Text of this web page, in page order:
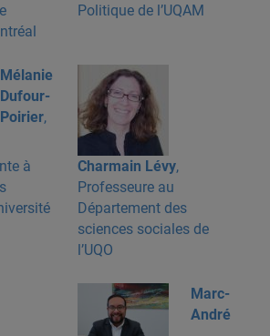
Politique de l’UQAM
Mélanie
Dufour-
Poirier,
à
Charmain Lévy,
Professeure au
Département des
sciences sociales de
l’UQO
Marc-
André